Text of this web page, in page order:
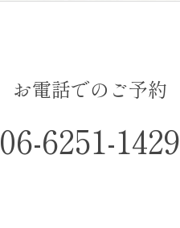
お電話でのご予約
06-6251-1429